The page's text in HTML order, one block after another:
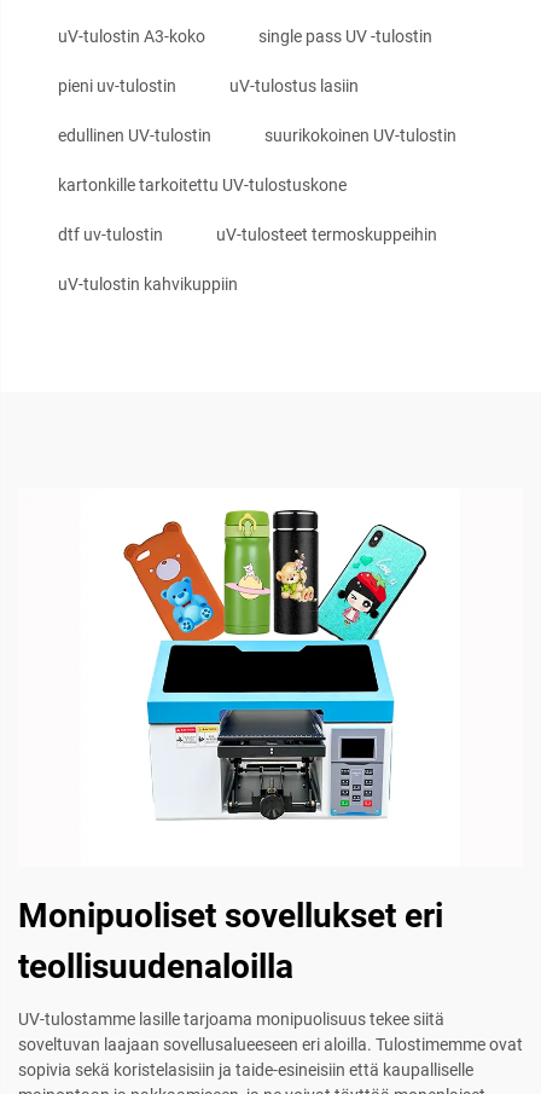
uV-tulostin A3-koko single pass UV -tulostin
pieni uv-tulostin uV-tulostus lasiin
edullinen UV-tulostin suurikokoinen UV-tulostin
kartonkille tarkoitettu UV-tulostuskone
dtf uv-tulostin uV-tulosteet termoskuppeihin
uV-tulostin kahvikuppiin
Monipuoliset sovellukset eri
teollisuudenaloilla
UV-tulostamme lasille tarjoama monipuolisuus tekee siitä
soveltuvan laajaan sovellusalueeseen eri aloilla. Tulostimemme ovat
sopivia sekä koristelasisiin ja taide-esineisiin että kaupalliselle